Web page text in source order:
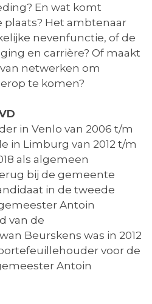
En wat komt
plaats? Het ambtenaar
nevenfunctie, of de
en carrière? Of maakt
netwerken om
te komen?
in Venlo van 2006 t/m
in Limburg van 2012 t/m
als algemeen
bij de gemeente
in de tweede
Antoin
van de
Beurskens was in 2012
voor de
Antoin